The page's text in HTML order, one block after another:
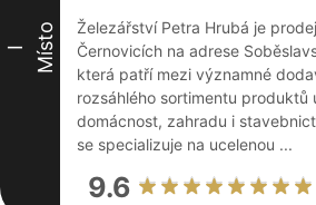
I Místo
Železářství Petra Hrubá je
Černovicích na adrese
která patří mezi významné
rozsáhlého sortimentu produktů
domácnost, zahradu i
se specializuje na ucelenou ...
9.6